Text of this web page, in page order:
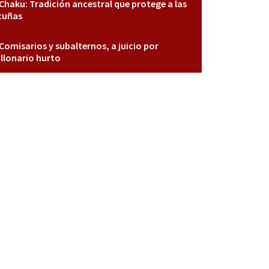
Chaku: Tradición ancestral que protege a las
Comisarios y subalternos, a juicio por
hurto